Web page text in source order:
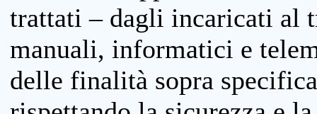
trattati – dagli incaricati al
manuali, informatici e
delle finalità sopra